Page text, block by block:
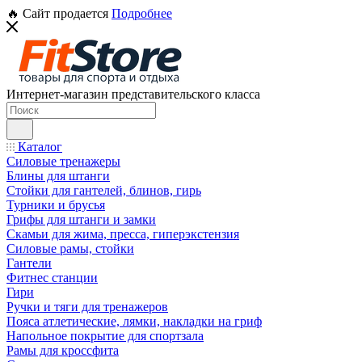
🔥 Сайт продается Подробнее
Интернет-магазин представительского класса
Каталог
Силовые тренажеры
Блины для штанги
Стойки для гантелей, блинов, гирь
Турники и брусья
Грифы для штанги и замки
Скамьи для жима, пресса, гиперэкстензия
Силовые рамы, стойки
Гантели
Фитнес станции
Гири
Ручки и тяги для тренажеров
Пояса атлетические, лямки, накладки на гриф
Напольное покрытие для спортзала
Рамы для кроссфита